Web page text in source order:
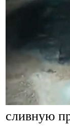
сливную